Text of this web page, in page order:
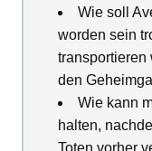
Wie soll
worden sein
transportieren
den
Wie kann
halten,
Toten vorher